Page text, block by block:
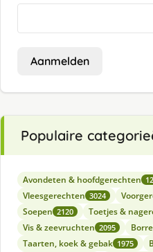
Aanmelden
Populaire
Avondeten & hoofdgerechten
Vleesgerechten 3024
Soepen 2120 Toetjes &
Vis & zeevruchten 2095
Taarten, koek & gebak 1975